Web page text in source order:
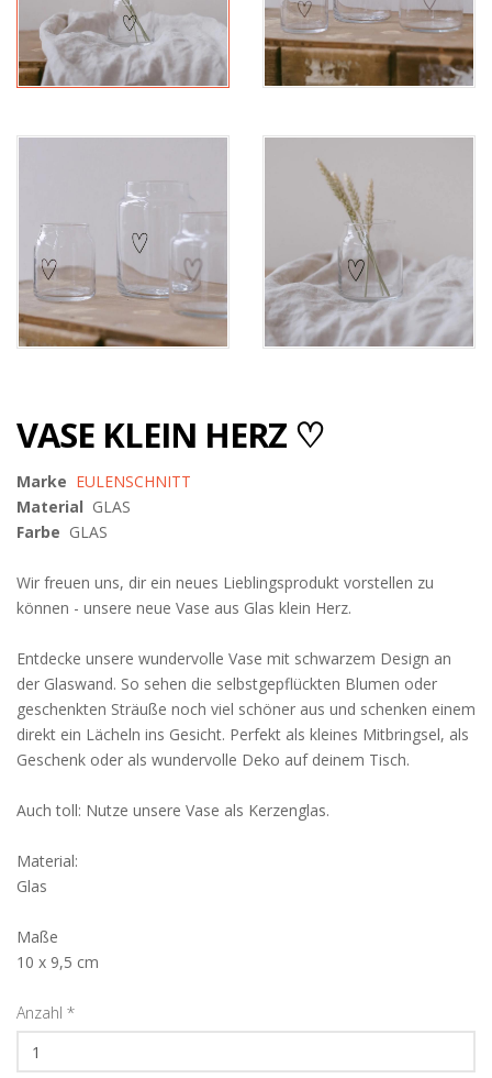
VASE KLEIN HERZ ♡
Marke EULENSCHNITT
Material GLAS
Farbe GLAS
Wir freuen uns, dir ein neues Lieblingsprodukt vorstellen zu
können - unsere neue Vase aus Glas klein Herz.
Entdecke unsere wundervolle Vase mit schwarzem Design an
der Glaswand. So sehen die selbstgepflückten Blumen oder
geschenkten Sträuße noch viel schöner aus und schenken einem
direkt ein Lächeln ins Gesicht. Perfekt als kleines Mitbringsel, als
Geschenk oder als wundervolle Deko auf deinem Tisch.
Auch toll: Nutze unsere Vase als Kerzenglas.
Material:
Glas
Maße
10 x 9,5 cm
Anzahl *